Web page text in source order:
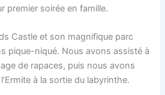
premier soirée en famille.
Castle et son magnifique parc
pique-niqué. Nous avons assisté à
de rapaces, puis nous avons
à la sortie du labyrinthe.